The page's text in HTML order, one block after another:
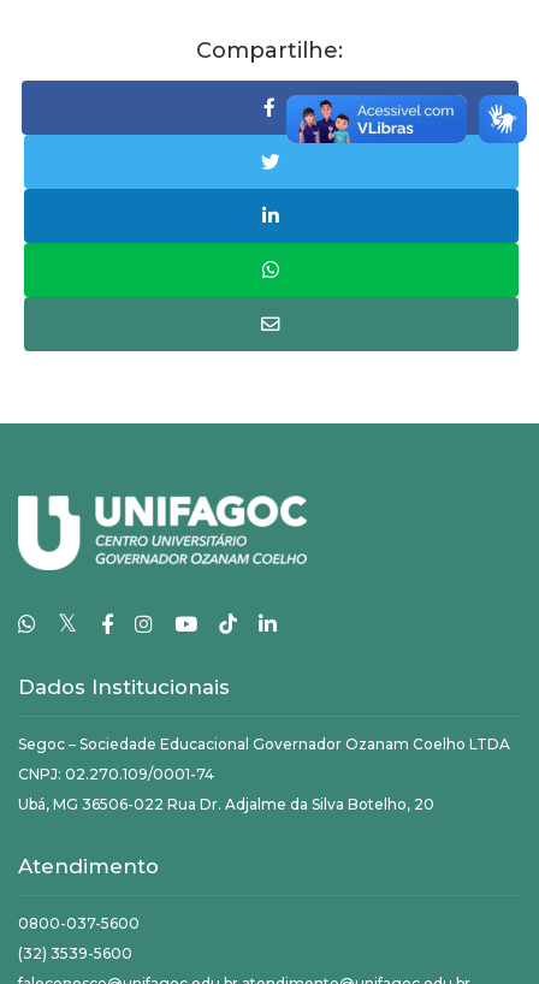
Compartilhe:
𝕏
Dados Institucionais
Segoc – Sociedade Educacional Governador Ozanam Coelho LTDA
CNPJ: 02.270.109/0001-74
Ubá, MG 36506-022 Rua Dr. Adjalme da Silva Botelho, 20
Atendimento
0800-037-5600
(32) 3539-5600